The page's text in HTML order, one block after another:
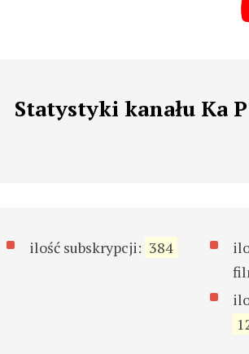
Statystyki kanału Ka
ilość subskrypcji: 384